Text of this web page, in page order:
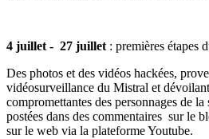
4 juillet - 27 juillet : premières étapes
Des photos et des vidéos hackées,
vidéosurveillance du Mistral et
compromettantes des personnages de
postées dans des commentaires sur le
sur le web via la plateforme Youtube.